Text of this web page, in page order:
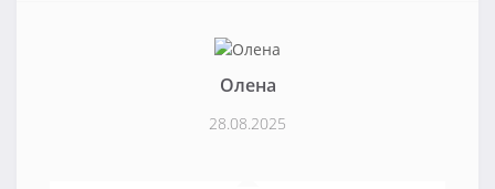
Олена
28.08.2025